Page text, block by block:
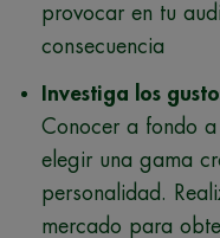
provocar en tu
consecuencia
Investiga los
Conocer a fondo
elegir una gama
personalidad.
mercado para